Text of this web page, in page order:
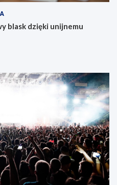
blask dzięki unijnemu